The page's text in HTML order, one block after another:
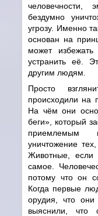
человечности,
бездумно
угрозу. Именно
основан на
может избежать
устранить её.
другим людям.
Просто
происходили на
На чём они
беги», который
приемлемым
уничтожение
Животные,
самое.
потому что он
Когда первые
орудия, что
выяснили,